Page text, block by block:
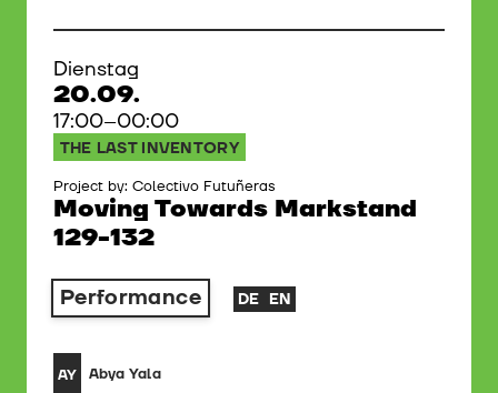
Dienstag
20.09.
17:00–00:00
THE LAST INVENTORY
Project by: Colectivo Futuñeras
Moving Towards Markstand
129-132
Performance DE EN
AY Abya Yala